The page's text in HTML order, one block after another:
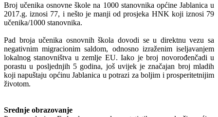
Broj učenika osnovne škole na 1000 stanovnika općine Jablanica u
2017.g. iznosi 77, i nešto je manji od prosjeka HNK koji iznosi 79
učenika/1000 stanovnika.
Pad broja učenika osnovnih škola dovodi se u direktnu vezu sa
negativnim migracionim saldom, odnosno izraženim iseljavanjem
lokalnog stanovništva u zemlje EU. Iako je broj novorođenčadi u
porastu u posljednjih 5 godina, još uvijek je značajan broj mladih
koji napuštaju općinu Jablanica u potrazi za boljim i prosperitetnijim
životom.
Srednje obrazovanje